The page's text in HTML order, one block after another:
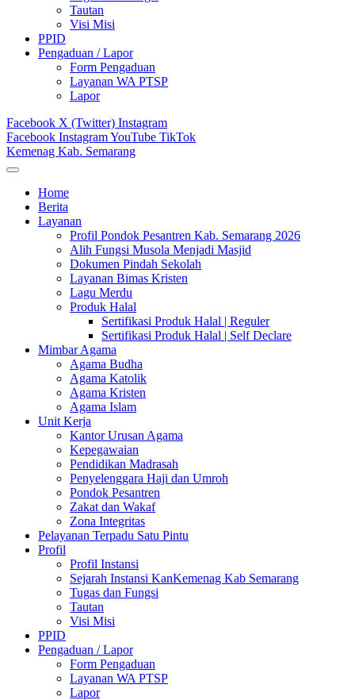
Tautan
Visi Misi
PPID
Pengaduan / Lapor
Form Pengaduan
Layanan WA PTSP
Lapor
Facebook X (Twitter) Instagram
Facebook InstagramYouTube TikTok
Kemenag Kab. Semarang
Home
Berita
Layanan
Profil Pondok Pesantren Kab. Semarang 2026
Alih Fungsi Musola Menjadi Masjid
Dokumen Pindah Sekolah
Layanan Bimas Kristen
Lagu Merdu
Produk Halal
Sertifikasi Produk Halal | Reguler
Sertifikasi Produk Halal | Self Declare
Mimbar Agama
Agama Budha
Agama Katolik
Agama Kristen
Agama Islam
Unit Kerja
Kantor Urusan Agama
Kepegawaian
Pendidikan Madrasah
Penyelenggara Haji dan Umroh
Pondok Pesantren
Zakat dan Wakaf
Zona Integritas
Pelayanan Terpadu Satu Pintu
Profil
Profil Instansi
Sejarah Instansi KanKemenag Kab Semarang
Tugas dan Fungsi
Tautan
Visi Misi
PPID
Pengaduan / Lapor
Form Pengaduan
Layanan WA PTSP
Lapor